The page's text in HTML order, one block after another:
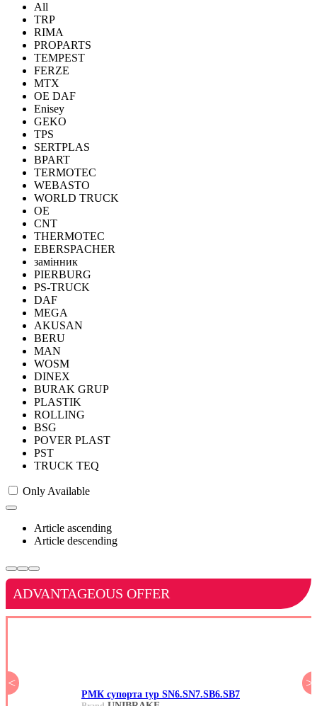
All
TRP
RIMA
PROPARTS
TEMPEST
FERZE
MTX
OE DAF
Enisey
GEKO
TPS
SERTPLAS
BPART
TERMOTEC
WEBASTO
WORLD TRUCK
OE
CNT
THERMOTEC
EBERSPACHER
замінник
PIERBURG
PS-TRUCK
DAF
MEGA
AKUSAN
BERU
MAN
WOSM
DINEX
BURAK GRUP
PLASTIK
ROLLING
BSG
POVER PLAST
PST
TRUCK TEQ
Only Available
Article ascending
Article descending
ADVANTAGEOUS OFFER
<
РМК супорта typ SN6.SN7.SB6.SB7
>